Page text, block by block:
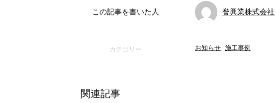
この記事を書いた人 誉興業株式会社
カテゴリー お知らせ,施工事例
関連記事